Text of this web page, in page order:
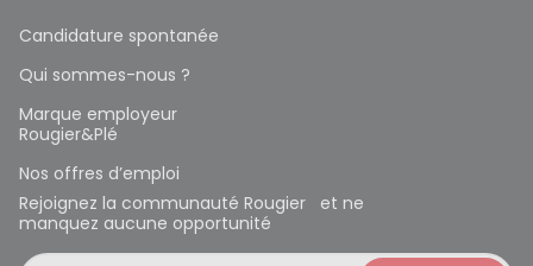
Candidature spontanée
Qui sommes-nous ?
Marque employeur
Rougier&Plé
Nos offres d’emploi
Rejoignez la communauté Rougier et ne
manquez aucune opportunité